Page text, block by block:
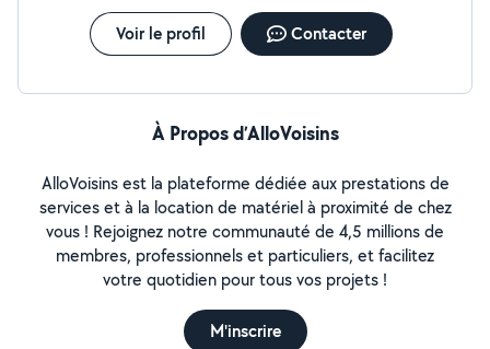
des horaires et tarifs rc et décénnale »
Voir le profil Contacter
À Propos d’AlloVoisins
AlloVoisins est la plateforme dédiée aux prestations de
services et à la location de matériel à proximité de chez
vous ! Rejoignez notre communauté de 4,5 millions de
membres, professionnels et particuliers, et facilitez
votre quotidien pour tous vos projets !
M'inscrire